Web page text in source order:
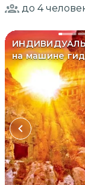
до 4
на машине